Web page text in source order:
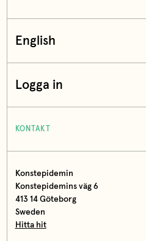
English
Logga in
KONTAKT
Konstepidemin
Konstepidemins väg 6
413 14 Göteborg
Sweden
Hitta hit